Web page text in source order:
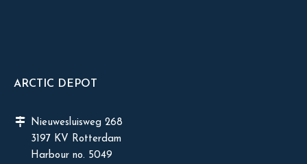
ARCTIC DEPOT
Nieuwesluisweg 268
3197 KV Rotterdam
Harbour no. 5049